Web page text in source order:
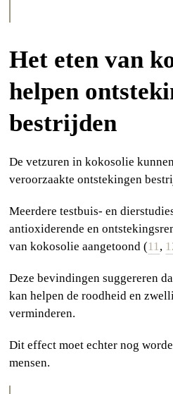
Het eten van
helpen
bestrijden
De vetzuren in kokosolie
veroorzaakte ontstekingen
Meerdere testbuis- en
antioxiderende en
van kokosolie aangetoond (11,
Deze bevindingen suggereren
kan helpen de roodheid en
verminderen.
Dit effect moet echter nog
mensen.